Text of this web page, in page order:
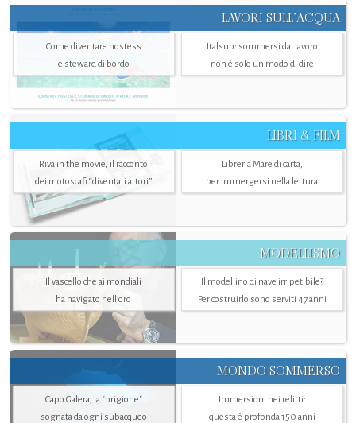
LAVORI SULL’ACQUA
Come diventare hostess
e steward di bordo
Italsub: sommersi dal lavoro
non è solo un modo di dire
LIBRI & FILM
Riva in the movie, il racconto
dei motoscafi “diventati attori”
Libreria Mare di carta,
per immergersi nella lettura
MODELLISMO
Il vascello che ai mondiali
ha navigato nell’oro
Il modellino di nave irripetibile?
Per costruirlo sono serviti 47 anni
MONDO SOMMERSO
Capo Galera, la "prigione"
sognata da ogni subacqueo
Immersioni nei relitti:
questa è profonda 150 anni